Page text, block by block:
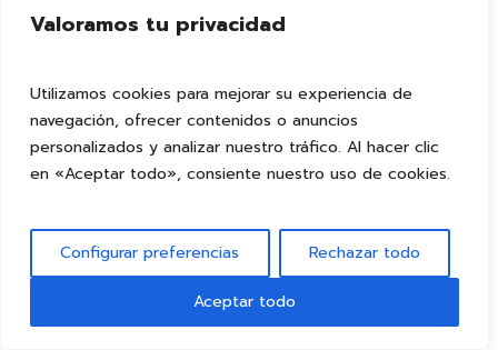
Valoramos tu privacidad
Utilizamos cookies para mejorar su experiencia de
navegación, ofrecer contenidos o anuncios
personalizados y analizar nuestro tráfico. Al hacer clic
en «Aceptar todo», consiente nuestro uso de cookies.
Configurar preferencias Rechazar todo
Aceptar todo